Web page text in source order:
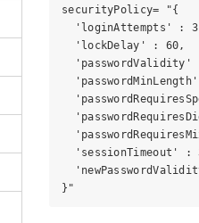
securityPolicy= "{
'loginAttempts' :
  'lockDelay' : 60,
'passwordValidity'
'sessionTimeout' :